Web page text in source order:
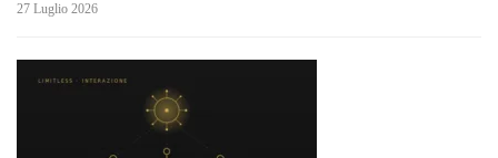
27 Luglio 2026